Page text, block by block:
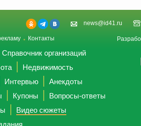
news@id41.ru
Контакты
Справочник организаций
Недвижимость
Интервью
Анекдоты
Купоны
Вопросы-ответы
Видео сюжеты